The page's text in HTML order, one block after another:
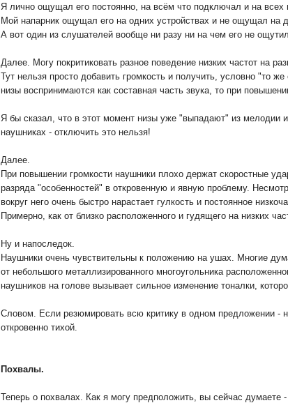
Я лично ощущал его постоянно, на всём что подключал и на всех
Мой напарник ощущал его на одних устройствах и не ощущал на
А вот один из слушателей вообще ни разу ни на чем его не
Далее. Могу покритиковать разное поведение низких частот на
Тут нельзя просто добавить громкость и получить, условно "то
низы воспринимаются как составная часть звука, то при
Я бы сказал, что в этот момент низы уже "выпадают" из мелодии
наушниках - отключить это нельзя!
Далее.
При повышении громкости наушники плохо держат скоростные
разряда "особенностей" в откровенную и явную проблему.
вокруг него очень быстро нарастает гулкость и постоянное
Примерно, как от близко расположенного и гудящего на низких
Ну и напоследок.
Наушники очень чувствительны к положению на ушах. Многие
от небольшого металлизированного многоугольника
наушников на голове вызывает сильное изменение тоналки,
Словом. Если резюмировать всю критику в одном предложении -
откровенно тихой.
Похвалы.
Теперь о похвалах. Как я могу предположить, вы сейчас думаете